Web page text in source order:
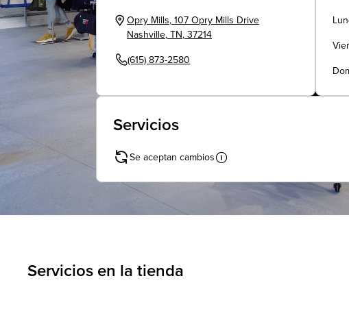
Opry Mills, 107 Opry Mills Drive
Nashville, TN , 37214
(615) 873-2580
Servicios
Se aceptan cambios
Servicios en la tienda